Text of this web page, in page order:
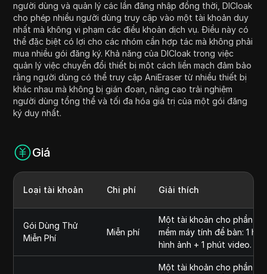
người dùng và quản lý các lần đăng nhập đồng thời, DICloak
cho phép nhiều người dùng truy cập vào một tài khoản duy
nhất mà không vi phạm các điều khoản dịch vụ. Điều này có
thể đặc biệt có lợi cho các nhóm cần hợp tác mà không phải
mua nhiều gói đăng ký. Khả năng của DICloak trong việc
quản lý việc chuyển đổi thiết bị một cách liền mạch đảm bảo
rằng người dùng có thể truy cập AniEraser từ nhiều thiết bị
khác nhau mà không bị gián đoạn, nâng cao trải nghiệm
người dùng tổng thể và tối đa hóa giá trị của một gói đăng
ký duy nhất.
Giá
Loại tài khoản Chi phí Giải thích
Gói Dùng Thử
Miễn Phí
Miễn phí
Một tài khoản cho phần
mềm máy tính để bàn: 1
hình ảnh + 1 phút video.
Một tài khoản cho phần